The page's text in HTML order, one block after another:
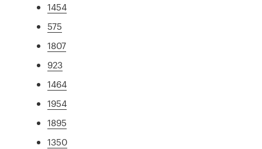
1454
575
1807
923
1464
1954
1895
1350